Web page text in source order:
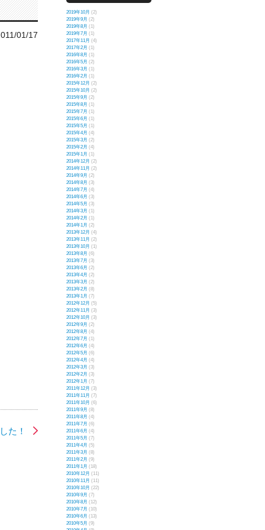
01/17
た！
2019年10月 (2)
2019年9月 (2)
2019年8月 (1)
2019年7月 (1)
2017年11月 (4)
2017年2月 (1)
2016年8月 (1)
2016年5月 (2)
2016年3月 (1)
2016年2月 (1)
2015年12月 (2)
2015年10月 (2)
2015年9月 (2)
2015年8月 (1)
2015年7月 (1)
2015年6月 (1)
2015年5月 (1)
2015年4月 (4)
2015年3月 (2)
2015年2月 (4)
2015年1月 (1)
2014年12月 (2)
2014年11月 (2)
2014年9月 (2)
2014年8月 (3)
2014年7月 (4)
2014年6月 (3)
2014年5月 (3)
2014年3月 (1)
2014年2月 (1)
2014年1月 (2)
2013年12月 (4)
2013年11月 (2)
2013年10月 (1)
2013年8月 (6)
2013年7月 (3)
2013年6月 (2)
2013年4月 (2)
2013年3月 (2)
2013年2月 (8)
2013年1月 (7)
2012年12月 (5)
2012年11月 (3)
2012年10月 (3)
2012年9月 (2)
2012年8月 (4)
2012年7月 (1)
2012年6月 (4)
2012年5月 (6)
2012年4月 (4)
2012年3月 (3)
2012年2月 (3)
2012年1月 (7)
2011年12月 (3)
2011年11月 (7)
2011年10月 (6)
2011年9月 (8)
2011年8月 (4)
2011年7月 (6)
2011年6月 (4)
2011年5月 (7)
2011年4月 (5)
2011年3月 (8)
2011年2月 (9)
2011年1月 (18)
2010年12月 (11)
2010年11月 (11)
2010年10月 (22)
2010年9月 (7)
2010年8月 (12)
2010年7月 (10)
2010年6月 (13)
2010年5月 (9)